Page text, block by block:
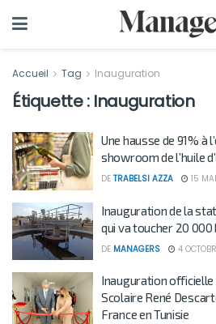
Accueil Tag Inauguration
Étiquette : Inauguration
Une hausse de 91% à
showroom de l’huile
DE TRABELSI AZZA 15
Inauguration de la
qui va toucher 20
DE MANAGERS 4
Inauguration officielle
Scolaire René
France en Tunisie